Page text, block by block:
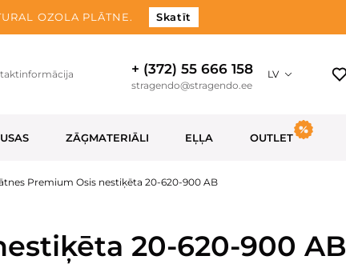
OZOLA PLĀTNE. Skatīt
+ (372) 55 666 158
stragendo@stragendo.ee
LV
ZĀĢMATERIĀLI EĻĻA OUTLET
Premium Osis nestiķēta 20-620-900 AB
20-620-900 AB